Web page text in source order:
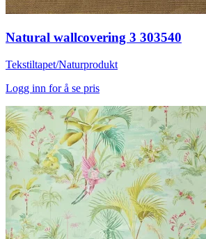
Natural wallcovering 3 303540
Tekstiltapet/Naturprodukt
Logg inn for å se pris